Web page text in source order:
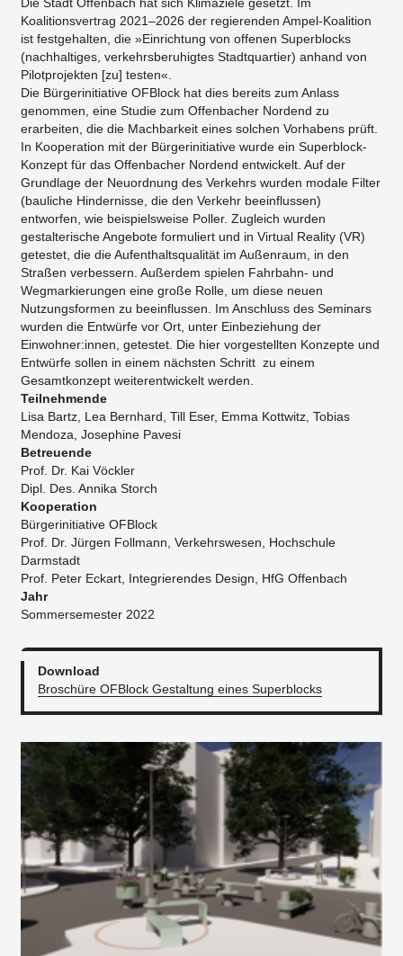
Koalitionsvertrag 2021–2026 der regierenden Ampel-Koalition
ist festgehalten, die »Einrichtung von offenen Superblocks
(nachhaltiges, verkehrsberuhigtes Stadtquartier) anhand von
Pilotprojekten [zu] testen«.
Die Bürgerinitiative OFBlock hat dies bereits zum Anlass
genommen, eine Studie zum Offenbacher Nordend zu
erarbeiten, die die Machbarkeit eines solchen Vorhabens prüft.
In Kooperation mit der Bürgerinitiative wurde ein Superblock-
Konzept für das Offenbacher Nordend entwickelt. Auf der
Grundlage der Neuordnung des Verkehrs wurden modale Filter
(bauliche Hindernisse, die den Verkehr beeinflussen)
entworfen, wie beispielsweise Poller. Zugleich wurden
gestalterische Angebote formuliert und in Virtual Reality (VR)
getestet, die die Aufenthaltsqualität im Außenraum, in den
Straßen verbessern. Außerdem spielen Fahrbahn- und
Wegmarkierungen eine große Rolle, um diese neuen
Nutzungsformen zu beeinflussen. Im Anschluss des Seminars
wurden die Entwürfe vor Ort, unter Einbeziehung der
Einwohner:innen, getestet. Die hier vorgestellten Konzepte und
Entwürfe sollen in einem nächsten Schritt zu einem
Gesamtkonzept weiterentwickelt werden.
Teilnehmende
Lisa Bartz, Lea Bernhard, Till Eser, Emma Kottwitz, Tobias
Mendoza, Josephine Pavesi
Betreuende
Prof. Dr. Kai Vöckler
Dipl. Des. Annika Storch
Kooperation
Bürgerinitiative OFBlock
Prof. Dr. Jürgen Follmann, Verkehrswesen, Hochschule
Darmstadt
Prof. Peter Eckart, Integrierendes Design, HfG Offenbach
Jahr
Sommersemester 2022
Download
Broschüre OFBlock Gestaltung eines Superblocks